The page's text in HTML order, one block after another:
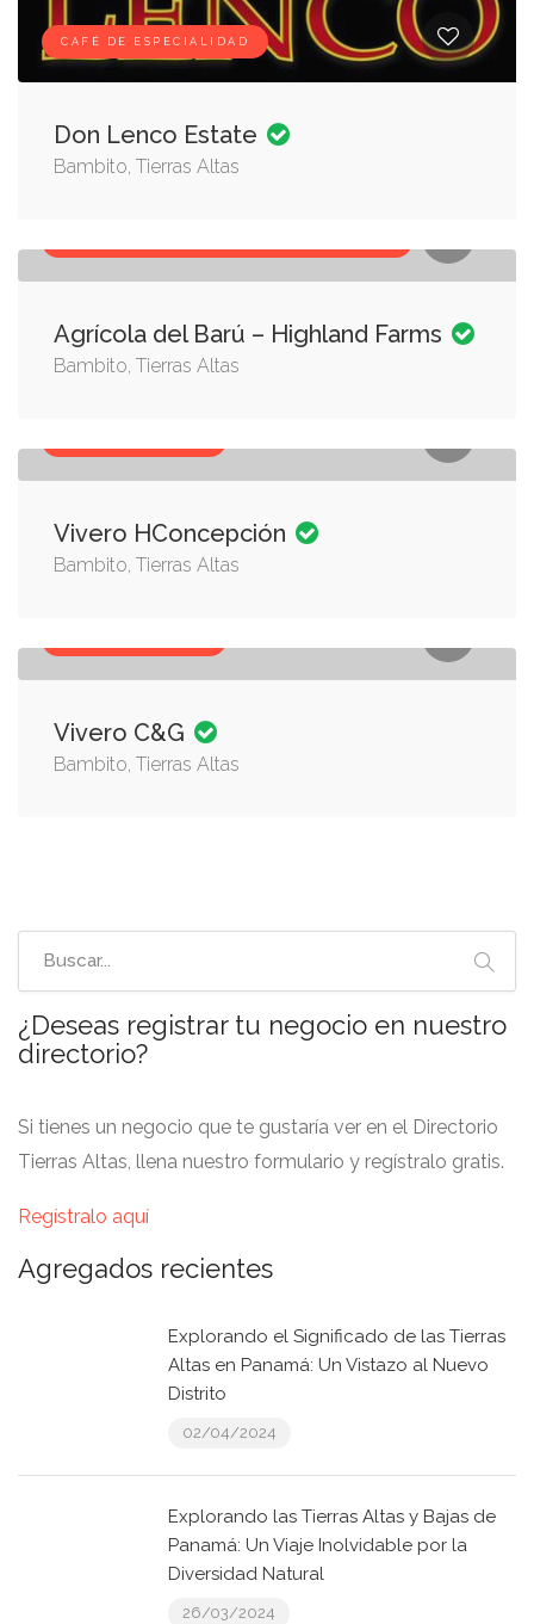
CAFÉ DE ESPECIALIDAD
Don Lenco Estate
Bambito, Tierras Altas
Agrícola del Barú – Highland Farms
Bambito, Tierras Altas
Vivero HConcepción
Bambito, Tierras Altas
Vivero C&G
Bambito, Tierras Altas
¿Deseas registrar tu negocio en nuestro
directorio?
Si tienes un negocio que te gustaría ver en el Directorio
Tierras Altas, llena nuestro formulario y regístralo gratis.
Regístralo aquí
Agregados recientes
Explorando el Significado de las Tierras
Altas en Panamá: Un Vistazo al Nuevo
Distrito
02/04/2024
Explorando las Tierras Altas y Bajas de
Panamá: Un Viaje Inolvidable por la
Diversidad Natural
26/03/2024